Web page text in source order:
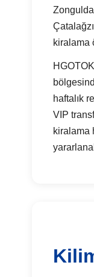
kiralama
haftalık
VIP
kiralama